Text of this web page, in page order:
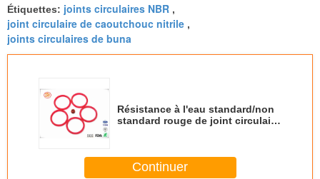
Étiquettes: joints circulaires NBR ,
joint circulaire de caoutchouc nitrile ,
joints circulaires de buna
Résistance à l'eau standard/non
standard rouge de joint circulaire
Continuer